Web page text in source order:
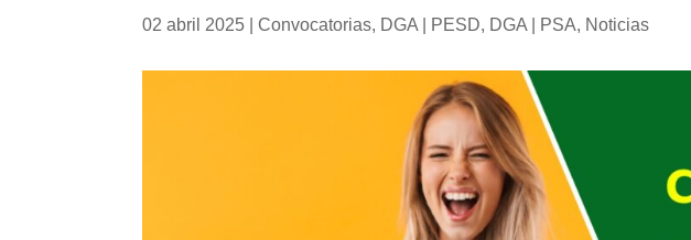
02 abril 2025 |Convocatorias, DGA | PESD, DGA | PSA, Noticias